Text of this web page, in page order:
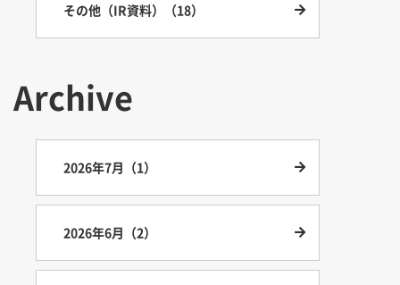
その他（IR資料）（18）
Archive
2026年7月（1）
2026年6月（2）